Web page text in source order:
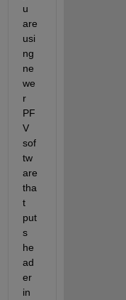
u
are
usi
ng
ne
we
r
PF
V
sof
tw
are
tha
t
put
s
he
ad
er
in